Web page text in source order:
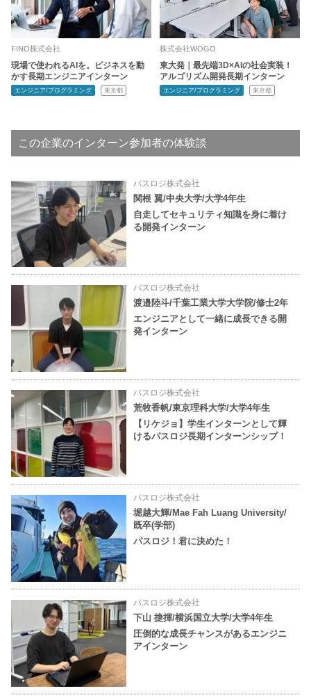
FINO株式会社
現場で使われるAIを。ビジネスを動
かす長期エンジニアインターン
エンジニア/プログラミング 東京都
株式会社WOGO
東大発｜最先端3D×AIの社会実装！
アルゴリズム開発長期インターン
エンジニア/プログラミング 東京都
この企業のインターン参加者の体験談
パスロジ株式会社
関根 翼/中央大学/大学4年生
自走してセキュリティ知識を身に着け
る開発インターン
パスロジ株式会社
渡邉陸斗/千葉工業大学大学院/修士2年
エンジニアとして一緒に成長できる開
発インターン
パスロジ株式会社
荒牧香帆/東京理科大学/大学4年生
【リケジョ】学生インターンとして輝
けるパスロジ長期インターンシップ！
パスロジ株式会社
堀越大輝/Mae Fah Luang University/
既卒(学部)
パスロジ！君に決めた！
パスロジ株式会社
下山 捷揮/横浜国立大学/大学4年生
圧倒的な成長チャンスがあるエンジニ
アインターン